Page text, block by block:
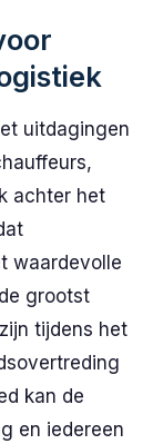
uitdagingen
achter het
waardevolle
grootst
tijdens het
kan de
en iedereen